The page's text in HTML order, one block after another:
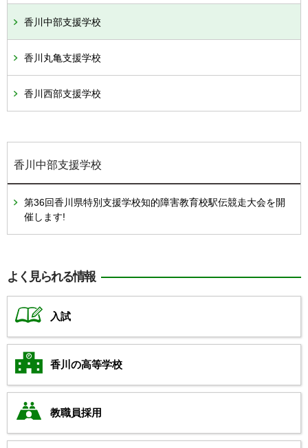
香川中部支援学校
香川丸亀支援学校
香川西部支援学校
香川中部支援学校
第36回香川県特別支援学校知的障害教育校駅伝競走大会を開
催します!
よく見られる情報
入試
香川の高等学校
教職員採用